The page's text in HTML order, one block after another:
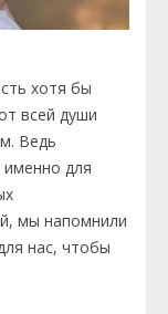
хотя бы
всей души
Ведь
для
мы напомнили
нас, чтобы